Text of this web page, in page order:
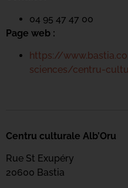
04 95 47 47 00
Page web :
https://
sciences/centru-
Centru culturale Alb’Oru
Rue St Exupéry
20600 Bastia